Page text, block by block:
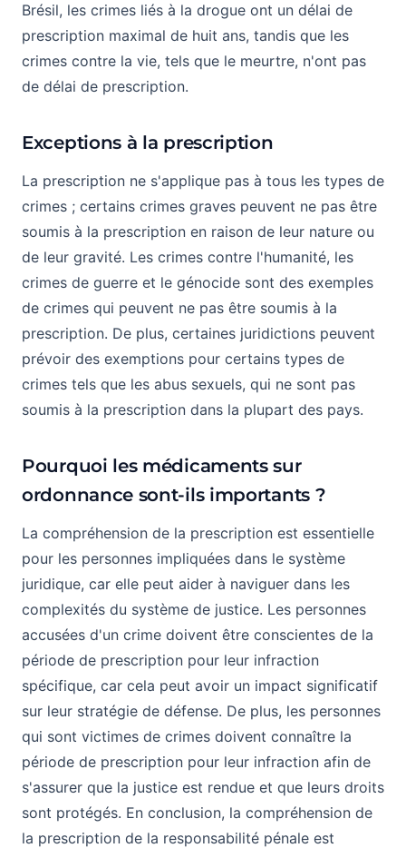
Brésil, les crimes liés à la drogue ont un délai de
prescription maximal de huit ans, tandis que les
crimes contre la vie, tels que le meurtre, n'ont pas
de délai de prescription.
Exceptions à la prescription
La prescription ne s'applique pas à tous les types de
crimes ; certains crimes graves peuvent ne pas être
soumis à la prescription en raison de leur nature ou
de leur gravité. Les crimes contre l'humanité, les
crimes de guerre et le génocide sont des exemples
de crimes qui peuvent ne pas être soumis à la
prescription. De plus, certaines juridictions peuvent
prévoir des exemptions pour certains types de
crimes tels que les abus sexuels, qui ne sont pas
soumis à la prescription dans la plupart des pays.
Pourquoi les médicaments sur
ordonnance sont-ils importants ?
La compréhension de la prescription est essentielle
pour les personnes impliquées dans le système
juridique, car elle peut aider à naviguer dans les
complexités du système de justice. Les personnes
accusées d'un crime doivent être conscientes de la
période de prescription pour leur infraction
spécifique, car cela peut avoir un impact significatif
sur leur stratégie de défense. De plus, les personnes
qui sont victimes de crimes doivent connaître la
période de prescription pour leur infraction afin de
s'assurer que la justice est rendue et que leurs droits
sont protégés. En conclusion, la compréhension de
la prescription de la responsabilité pénale est